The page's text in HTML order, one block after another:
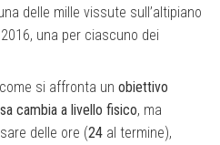
delle mille vissute sull’altipiano
una per ciascuno dei
come si affronta un obiettivo
cambia a livello fisico, ma
delle ore (24 al termine),